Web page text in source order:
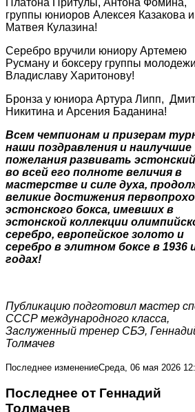
группы юниоров Алексея Казакова и
Матвея Кулазина!
Серебро вручили юниору Артемею
Русману и боксеру группы молодежи
Владиславу Харитонову!
Бронза у юниора Артура Липп,
Никитина и Арсения Баданина!
Всем чемпионам и призерам
наши поздравления и наилучшие
пожелания развивать
во всей его полноте величия в
мастерстве и силе духа,
великие достижения
эстонского бокса, имевших в
эстонской коллекции
серебро, европейское золото и
серебро в элитном боксе в 1936
годах!
Публикацию подготовил мастер
СССР международного класса,
Заслуженный тренер СБЭ,
Толмачев
Последнее изменениеСреда, 06 мая 2026
Последнее от Геннадий
Толмачев